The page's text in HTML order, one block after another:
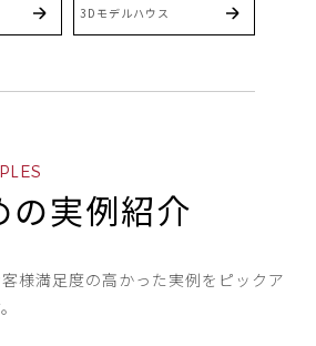
3Dモデルハウス
の実例紹介
様満足度の高かった実例をピックア